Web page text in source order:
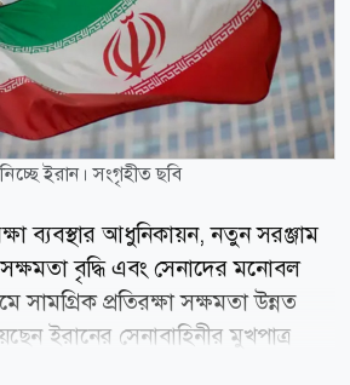
ইরান। সংগৃহীত ছবি
ব্যবস্থার আধুনিকায়ন, নতুন সরঞ্জাম
বৃদ্ধি এবং সেনাদের মনোবল
সামগ্রিক প্রতিরক্ষা সক্ষমতা উন্নত
ইরানের সেনাবাহিনীর মুখপাত্র